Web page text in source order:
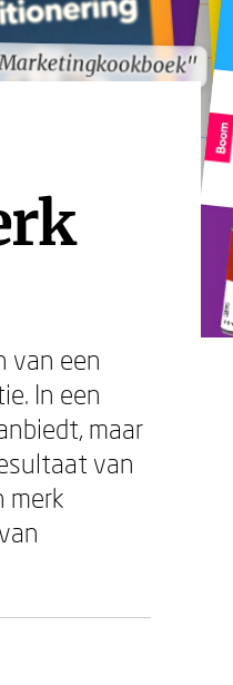
van een
In een
maar
van
merk